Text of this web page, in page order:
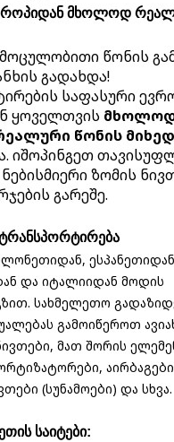
10
და მიიღეთ
დან,
მხოლოდ
წონის
გადახდა!
საფასური
ყოველთვის
წონის
იშოპინგეთ
ზომის
გარეშე.
და იტალიიდან მოდის
სახმელეთო
გამოიწეროთ
მათ შორის
(სუნამოები) და სხვა.
საიტები: